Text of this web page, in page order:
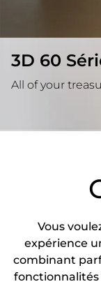
3D 60
All of your
Vous
expérience
combinant
fonctionnalités